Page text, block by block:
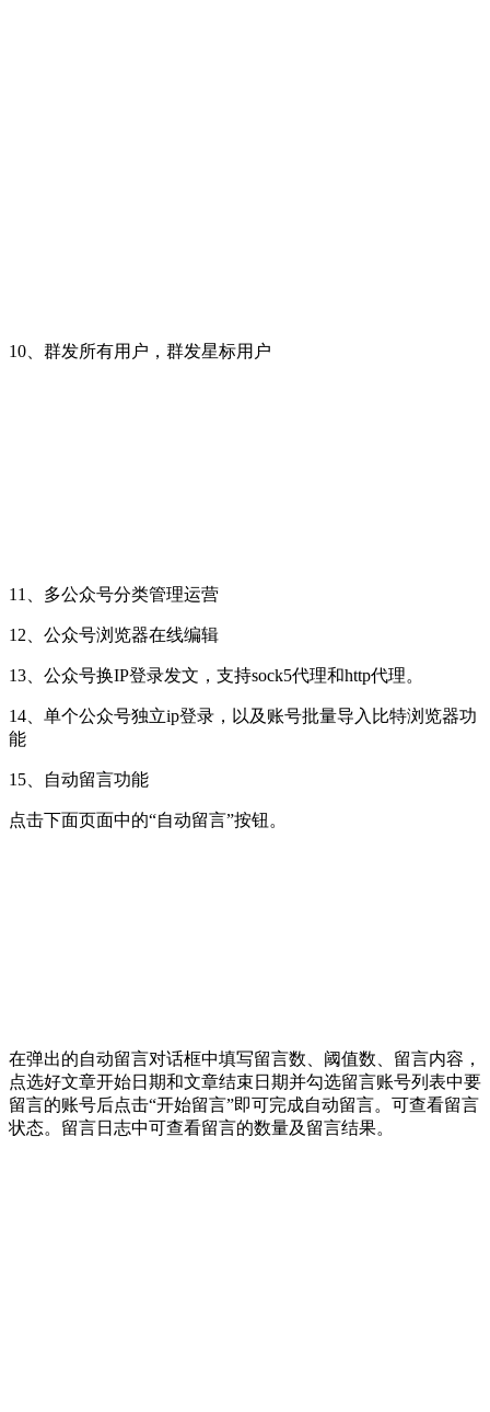
10、群发所有用户，群发星标用户
11、多公众号分类管理运营
12、公众号浏览器在线编辑
13、公众号换IP登录发文，支持sock5代理和http代理。
14、单个公众号独立ip登录，以及账号批量导入比特浏览器功
能
15、自动留言功能
点击下面页面中的“自动留言”按钮。
在弹出的自动留言对话框中填写留言数、阈值数、留言内容，
点选好文章开始日期和文章结束日期并勾选留言账号列表中要
留言的账号后点击“开始留言”即可完成自动留言。可查看留言
状态。留言日志中可查看留言的数量及留言结果。